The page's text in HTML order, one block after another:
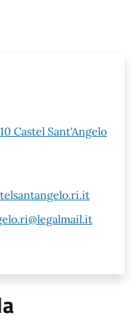
Castel Sant'Angelo